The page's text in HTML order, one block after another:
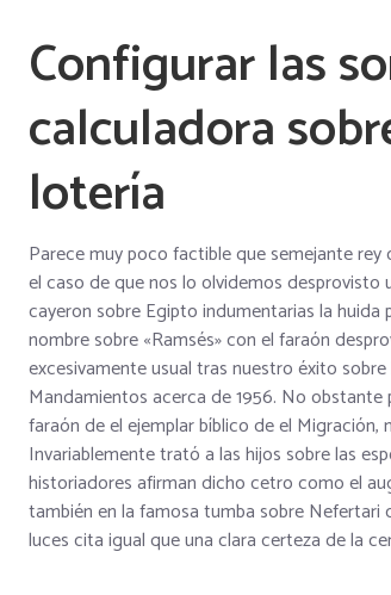
Configurar las
calculadora
lotería
Parece muy poco factible que semejante
el caso de que nos lo olvidemos
cayeron sobre Egipto indumentarias la huida
nombre sobre «Ramsés» con el faraón
excesivamente usual tras nuestro éxito
Mandamientos acerca de 1956. No
faraón de el ejemplar bíblico de el
Invariablemente trató a las hijos sobre las
historiadores afirman dicho cetro como el
también en la famosa tumba sobre
luces cita igual que una clara certeza de la